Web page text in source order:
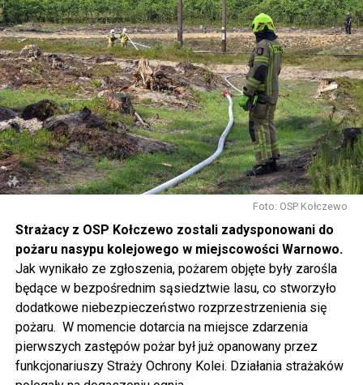
W piątek koncerty będą odbywały się już od rana, jednak
w sposób szczególny zachęcamy do udziału w
warsztatach, które rozpoczną się o 14.30 w namiotach
rozstawionych przed biblioteką. Będziecie mogli m.in.
pofilcować, nauczyć się makramowych splotów, napisać
dyktando, wziąć udział w warsztatach fotograficznych i
ekologicznych, namalować obraz, zrobić grafitti czy
stworzyć pachnącą sojową świeczkę.
Gwiazdą wieczoru będzie Magda Anioł, której koncert
W sobotę o godz. 15 wspólnie na nowo odkryjemy Wolin
odbywając podróż w czasie za sprawą Centrum Słowian i
Wikingów lub zwiedzając miasto z przewodnikiem (start
spod biblioteki). O godzinie 19.00 w kolegiacie
wysłuchamy organowego koncertu w wykonaniu
państwa Witkowskich.
Wyjątkowym wydarzeniem będzie koncert w wykonaniu
Foto: OSP Kołczewo
Strażacy z OSP Kołczewo zostali zadysponowani do
pożaru nasypu kolejowego w miejscowości Warnowo.
Jak wynikało ze zgłoszenia, pożarem objęte były zarośla
będące w bezpośrednim sąsiedztwie lasu, co stworzyło
dodatkowe niebezpieczeństwo rozprzestrzenienia się
pożaru. W momencie dotarcia na miejsce zdarzenia
pierwszych zastępów pożar był już opanowany przez
funkcjonariuszy Straży Ochrony Kolei. Działania strażaków